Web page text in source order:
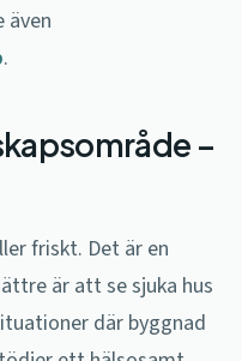
även
.
–
friskt. Det är en
är att se sjuka hus
där byggnad